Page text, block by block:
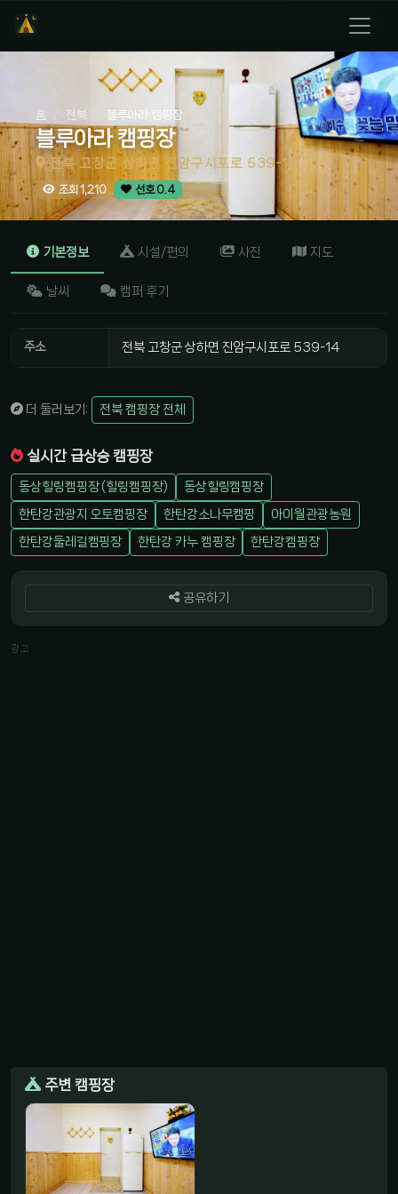
홈 전북 블루아라 캠핑장
블루아라 캠핑장
전북 고창군 상하면 진암구시포로 539-14
조회 1,210 선호 0.4
기본정보 시설/편의 사진 지도
날씨 캠퍼 후기
주소 전북 고창군 상하면 진암구시포로 539-14
더 둘러보기: 전북 캠핑장 전체
실시간 급상승 캠핑장
동상힐링캠핑장 (힐링캠핑장)
동상힐링캠핑장
한탄강관광지 오토캠핑장
한탄강소나무캠핑
아이월관광농원
한탄강둘레길캠핑장
한탄강 카누 캠핑장 한탄강캠핑장
공유하기
광고
주변 캠핑장